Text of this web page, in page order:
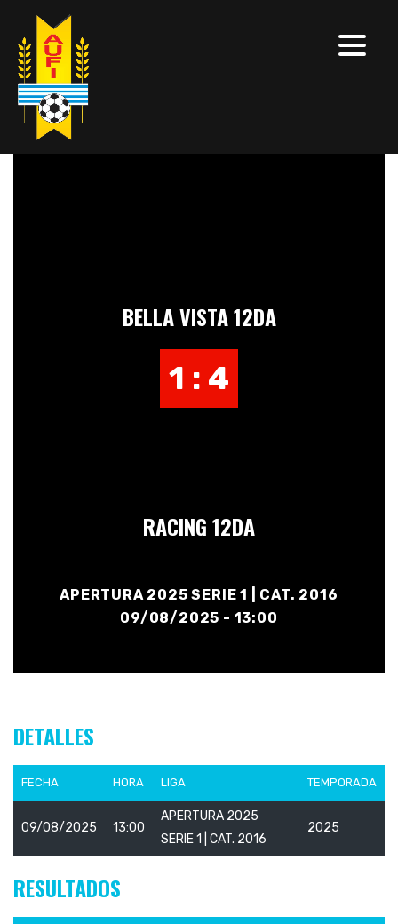
BELLA VISTA 12DA
1 : 4
RACING 12DA
APERTURA 2025 SERIE 1 | CAT. 2016
09/08/2025 - 13:00
DETALLES
FECHA HORA LIGA TEMPORADA
09/08/2025 13:00
APERTURA 2025
SERIE 1 | CAT. 2016
2025
RESULTADOS